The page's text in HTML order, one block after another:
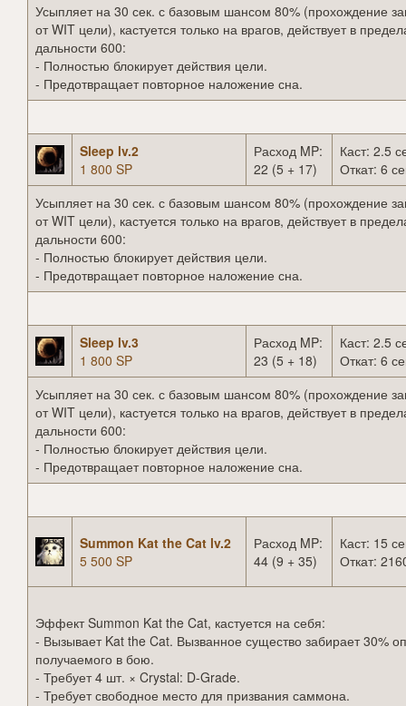
Усыпляет на 30 сек. с базовым шансом 80% (прохождение
от WIT цели), кастуется только на врагов, действует в
дальности 600:
- Полностью блокирует действия цели.
- Предотвращает повторное наложение сна.
Sleep lv.2
1 800 SP
Расход MP:
22 (5 + 17)
Каст: 2.5
Откат: 6
Усыпляет на 30 сек. с базовым шансом 80% (прохождение
от WIT цели), кастуется только на врагов, действует в
дальности 600:
- Полностью блокирует действия цели.
- Предотвращает повторное наложение сна.
Sleep lv.3
1 800 SP
Расход MP:
23 (5 + 18)
Каст: 2.5
Откат: 6
Усыпляет на 30 сек. с базовым шансом 80% (прохождение
от WIT цели), кастуется только на врагов, действует в
дальности 600:
- Полностью блокирует действия цели.
- Предотвращает повторное наложение сна.
Summon Kat the Cat lv.2
5 500 SP
Расход MP:
44 (9 + 35)
Каст: 15
Откат:
Эффект Summon Kat the Cat, кастуется на себя:
- Вызывает Kat the Cat. Вызванное существо забирает 30%
получаемого в бою.
- Требует 4 шт. × Crystal: D-Grade.
- Требует свободное место для призвания саммона.